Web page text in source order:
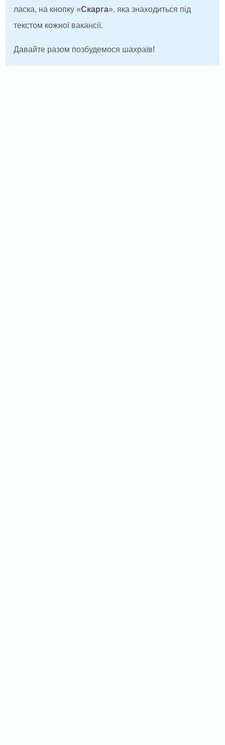
ласка, на кнопку «Скарга», яка знаходиться під
текстом кожної вакансії.
Давайте разом позбудемося шахраїв!